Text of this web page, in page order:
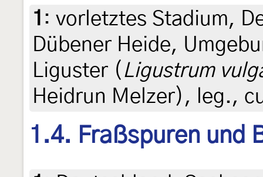
1 : vorletztes Stadium,
Dübener Heide,
Liguster ( Ligustrum
Heidrun Melzer), leg.,
1.4. Fraßspuren und